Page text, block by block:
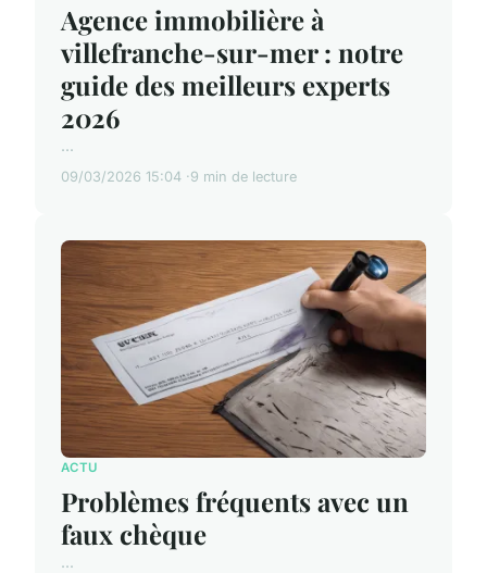
Agence immobilière à
villefranche-sur-mer : notre
guide des meilleurs experts
2026
...
09/03/2026 15:04 9 min de lecture
ACTU
Problèmes fréquents avec un
faux chèque
...